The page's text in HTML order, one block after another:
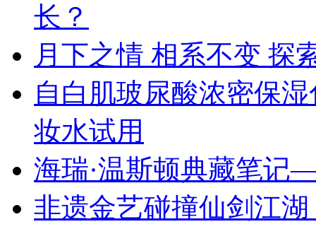
长？
月下之情 相系不变 探
自白肌玻尿酸浓密保
妆水试用
海瑞·温斯顿典藏笔记
非遗金艺碰撞仙剑江